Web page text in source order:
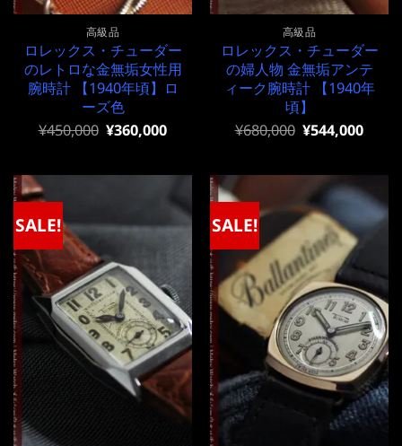
高級品
ロレックス・チューダー
のレトロな金無垢女性用
腕時計 【1940年頃】ロ
ーズ色
元
格
は
¥450,000
で
し
た。
¥450,000 現
価
で
¥360,000
高級品
ロレックス・チューダー
の婦人物 金無垢アンテ
ィーク腕時計 【1940年
頃】
元
格
は
¥680,000
で
し
た。
¥680,000 現
価
は
¥680,000
で
す。
¥544,000
SALE! SALE!